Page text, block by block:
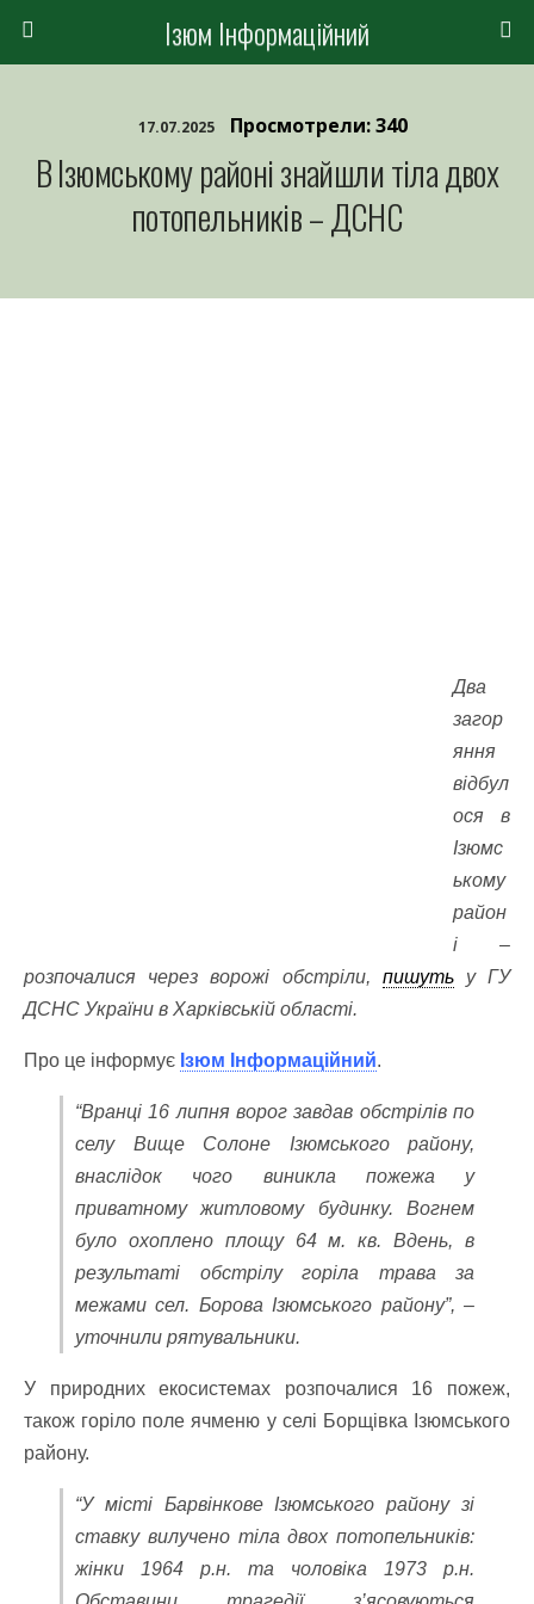
Ізюм Інформаційний
17.07.2025 Просмотрели: 340
В Ізюмському районі знайшли тіла двох
потопельників – ДСНС
Два
загор
яння
відбул
ося в
Ізюмс
ькому
район
і –
розпочалися через ворожі обстріли, пишутьу ГУ
ДСНС України в Харківській області.
Про це інформує Ізюм Інформаційний.
“Вранці 16 липня ворог завдав обстрілів по
селу Вище Солоне Ізюмського району,
внаслідок чого виникла пожежа у
приватному житловому будинку. Вогнем
було охоплено площу 64 м. кв. Вдень, в
результаті обстрілу горіла трава за
межами сел. Борова Ізюмського району”, –
уточнили рятувальники.
У природних екосистемах розпочалися 16 пожеж,
також горіло поле ячменю у селі Борщівка Ізюмського
району.
“У місті Барвінкове Ізюмського району зі
ставку вилучено тіла двох потопельників:
жінки 1964 р.н. та чоловіка 1973 р.н.